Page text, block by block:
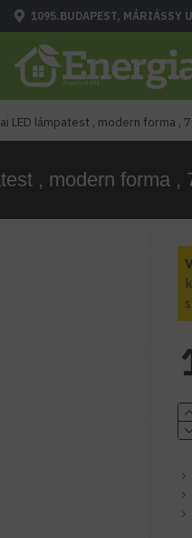
1095.BUDAPEST, MÁRIÁSSY
LED lámpatest , modern forma ,
, modern forma ,